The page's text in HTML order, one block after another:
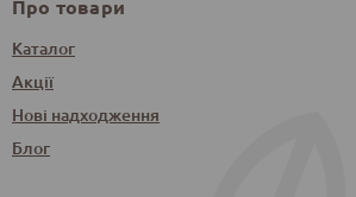
Про товари
Каталог
Акції
Нові надходження
Блог